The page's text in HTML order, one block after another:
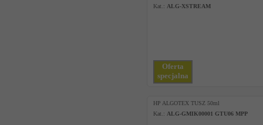
Kat.: ALG-XSTREAM
Oferta
specjalna
HP ALGOTEX TUSZ 50ml
Kat.: ALG-GMIK00001 GTU06 MPP